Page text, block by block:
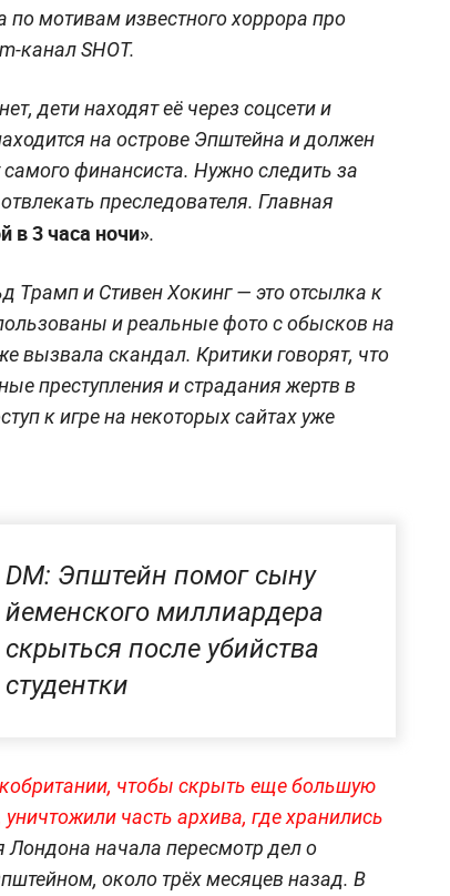
мотивам известного хоррора про
канал SHOT.
дети находят её через соцсети и
на острове Эпштейна и должен
финансиста. Нужно следить за
преследователя. Главная
в 3 часа ночи».
Трамп и Стивен Хокинг — это отсылка к
и реальные фото с обысков на
вызвала скандал. Критики говорят, что
преступления и страдания жертв в
к игре на некоторых сайтах уже
DM: Эпштейн помог сыну
йеменского миллиардера
скрыться после убийства
студентки
чтобы скрыть еще большую
часть архива, где хранились
Лондона начала пересмотр дел о
около трёх месяцев назад. В